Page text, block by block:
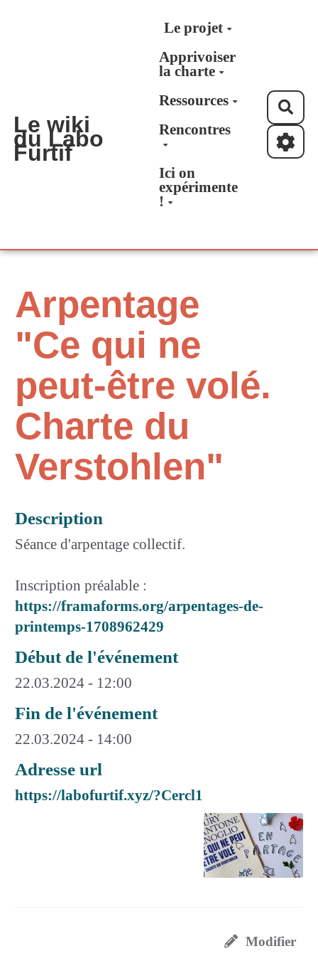
Aller au contenu principal
Le wiki
du Labo
Furtif
Le projet
Apprivoiser
la charte
Ressources
Rencontres
Ici on
expérimente
!
Arpentage
"Ce qui ne
peut-être volé.
Charte du
Verstohlen"
Description
Séance d'arpentage collectif.
Inscription préalable :
https://framaforms.org/arpentages-de-
printemps-1708962429
Début de l'événement
22.03.2024 - 12:00
Fin de l'événement
22.03.2024 - 14:00
Adresse url
https://labofurtif.xyz/?Cercl1
Modifier